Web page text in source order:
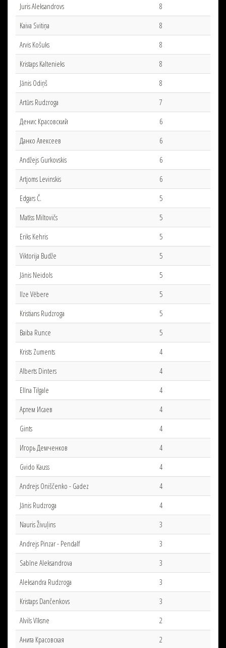
Juris Aleksandrovs
8
Kaiva Svitiņa
8
Arvis Košuks
8
Kristaps Kaltenieks
8
Jānis Odiņš
8
Artūrs Rudzroga
7
Денис Красовский
6
Данко Алексеев
6
Andžejs Gurkovskis
6
Artjoms Levinskis
6
Edgars Č.
5
Matīss Miltovičs
5
Eriks Kehris
5
Viktorija Budže
5
Jānis Neidols
5
Ilze Vēbere
5
Kristians Rudzroga
5
Baiba Runce
5
Krists Zuments
4
Alberts Dinters
4
Elīna Tilgale
4
Артем Исаев
4
Gints
4
Игорь Демченков
4
Gvido Kauss
4
Andrejs Oniščenko - Gadez
4
Jānis Rudzroga
4
Nauris Živuļins
3
Andrejs Pinzar - Pendalf
3
Sabīne Aleksandrova
3
Aleksandra Rudzroga
3
Kristaps Dančenkovs
3
Alvils Vīksne
2
Анита Красовская
2